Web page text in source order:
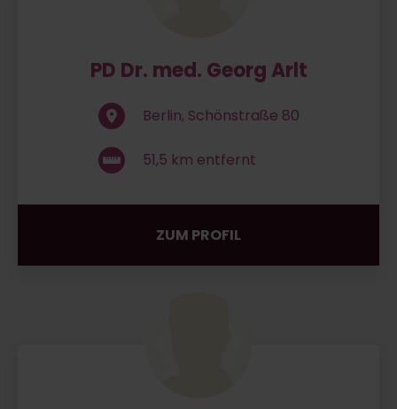
PD Dr. med. Georg Arlt
Berlin, Schönstraße 80
51,5 km entfernt
ZUM PROFIL